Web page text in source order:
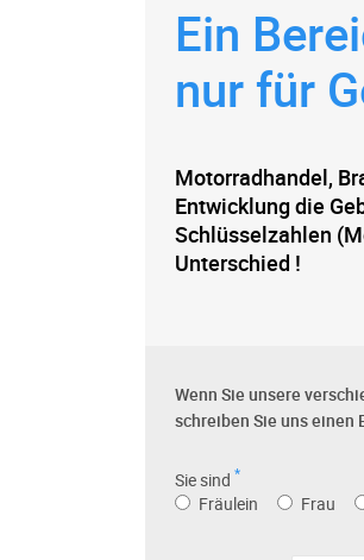
Ein
nur für
Motorradhandel,
Entwicklung die
Schlüsselzahlen
Unterschied !
Wenn Sie unsere
schreiben Sie uns einen
Sie sind *
Fräulein Frau